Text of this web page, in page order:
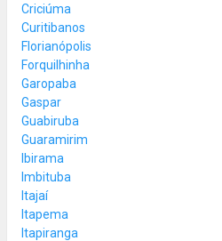
Criciúma
Curitibanos
Florianópolis
Forquilhinha
Garopaba
Gaspar
Guabiruba
Guaramirim
Ibirama
Imbituba
Itajaí
Itapema
Itapiranga